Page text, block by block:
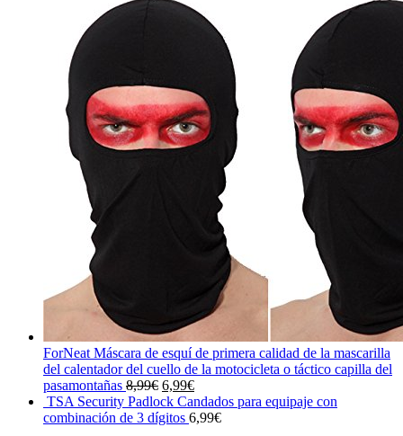
original
26,99€.10,22€.
ForNeat Máscara de esquí de primera calidad de la mascarilla
del calentador del cuello de la motocicleta o táctico capilla del
pasamontañas 8,99€ El
precio
original
6,99€El
precio
actual
TSA Security Padlock Candados para equipaje con
combinación de 3 dígitos 6,99€